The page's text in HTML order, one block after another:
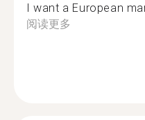
I want a European
阅读更多